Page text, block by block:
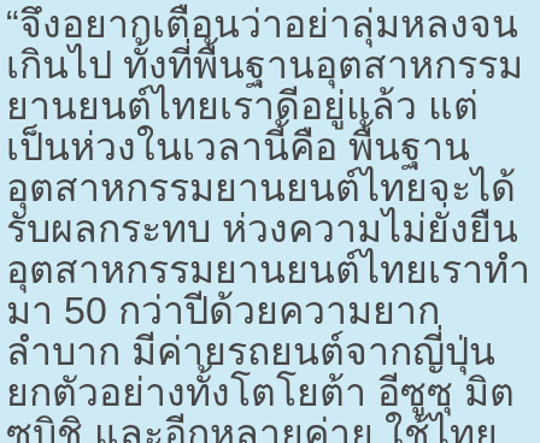
“จึงอยากเตือนว่าอย่าลุ่มหลงจน
เกินไป ทั้งที่พื้นฐานอุตสาหกรรม
ยานยนต์ไทยเราดีอยู่แล้ว แต่
เป็นห่วงในเวลานี้คือ พื้นฐาน
อุตสาหกรรมยานยนต์ไทยจะได้
รับผลกระทบ ห่วงความไม่ยั่งยืน
อุตสาหกรรมยานยนต์ไทยเราทำ
มา 50 กว่าปีด้วยความยาก
ลำบาก มีค่ายรถยนต์จากญี่ปุ่น
ยกตัวอย่างทั้งโตโยต้า อีซูซุ มิต
ซูบิชิ และอีกหลายค่าย ใช้ไทย